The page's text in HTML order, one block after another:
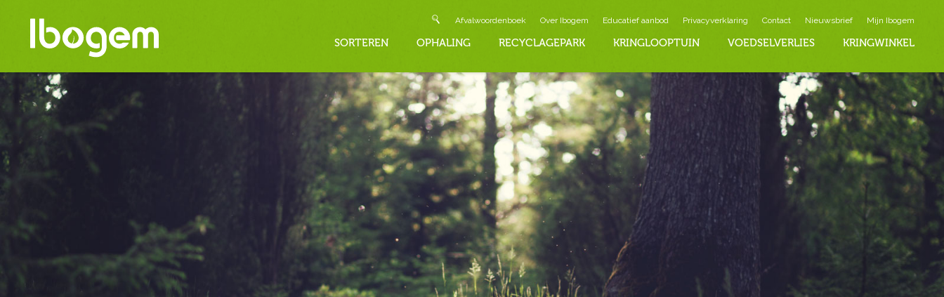
Afvalwoordenboek Over Ibogem Educatief aanbod Privacyverklaring Contact Nieuwsbrief Mijn Ibogem
SORTEREN OPHALING RECYCLAGEPARK KRINGLOOPTUIN VOEDSELVERLIES KRINGWINKEL